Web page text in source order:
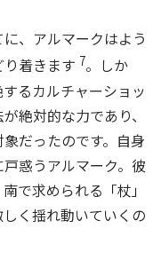
、アルマークはよう
着きます 7。しか
るカルチャーショッ
絶対的な力であり、
だったのです。自身
惑うアルマーク。彼
で求められる「杖」
く揺れ動いていくの